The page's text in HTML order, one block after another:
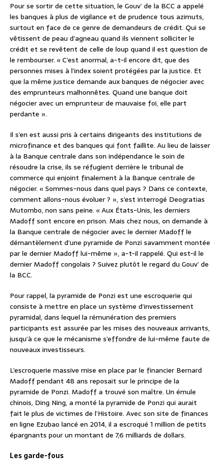
Pour se sortir de cette situation, le Gouv’ de la BCC a appelé
les banques à plus de vigilance et de prudence tous azimuts,
surtout en face de ce genre de demandeurs de crédit. Qui se
vêtissent de peau d’agneau quand ils viennent solliciter le
crédit et se revêtent de celle de loup quand il est question de
le rembourser. « C’est anormal, a-t-il encore dit, que des
personnes mises à l’index soient protégées par la justice. Et
que la même justice demande aux banques de négocier avec
des emprunteurs malhonnêtes. Quand une banque doit
négocier avec un emprunteur de mauvaise foi, elle part
perdante ».
Il s’en est aussi pris à certains dirigeants des institutions de
microfinance et des banques qui font faillite. Au lieu de laisser
à la Banque centrale dans son indépendance le soin de
résoudre la crise, ils se réfugient derrière le tribunal de
commerce qui enjoint finalement à la Banque centrale de
négocier. « Sommes-nous dans quel pays ? Dans ce contexte,
comment allons-nous évoluer ? », s’est interrogé Deogratias
Mutombo, non sans peine. « Aux États-Unis, les derniers
Madoff sont encore en prison. Mais chez nous, on demande à
la Banque centrale de négocier avec le dernier Madoff le
démantèlement d’une pyramide de Ponzi savamment montée
par le dernier Madoff lui-même », a-t-il rappelé. Qui est-il le
dernier Madoff congolais ? Suivez plutôt le regard du Gouv’ de
la BCC.
Pour rappel, la pyramide de Ponzi est une escroquerie qui
consiste à mettre en place un système d’investissement
pyramidal, dans lequel la rémunération des premiers
participants est assurée par les mises des nouveaux arrivants,
jusqu’à ce que le mécanisme s’effondre de lui-même faute de
nouveaux investisseurs.
L’escroquerie massive mise en place par le financier Bernard
Madoff pendant 48 ans reposait sur le principe de la
pyramide de Ponzi. Madoff a trouvé son maître. Un émule
chinois, Ding Ning, a monté la pyramide de Ponzi qui aurait
fait le plus de victimes de l’Histoire. Avec son site de finances
en ligne Ezubao lancé en 2014, il a escroqué 1 million de petits
épargnants pour un montant de 7,6 milliards de dollars.
Les garde-fous